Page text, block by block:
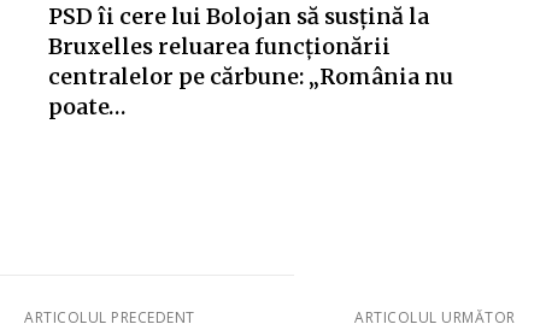
PSD îi cere lui Bolojan să susțină la
Bruxelles reluarea funcționării
centralelor pe cărbune: „România nu
poate…
ARTICOLUL PRECEDENT ARTICOLUL URMĂTOR